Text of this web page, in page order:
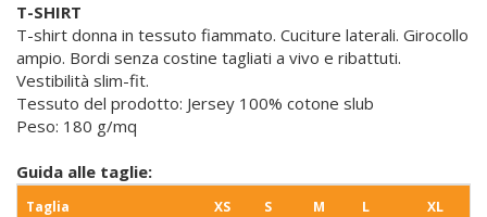
T-SHIRT
T-shirt donna in tessuto fiammato. Cuciture laterali. Girocollo
ampio. Bordi senza costine tagliati a vivo e ribattuti.
Vestibilità slim-fit.
Tessuto del prodotto: Jersey 100% cotone slub
Peso: 180 g/mq
Guida alle taglie:
Taglia XS S M L XL